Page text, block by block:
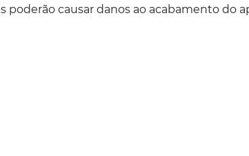
causar danos ao acabamento do